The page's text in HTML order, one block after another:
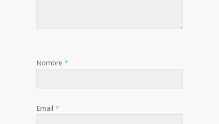
Nombre *
Email *